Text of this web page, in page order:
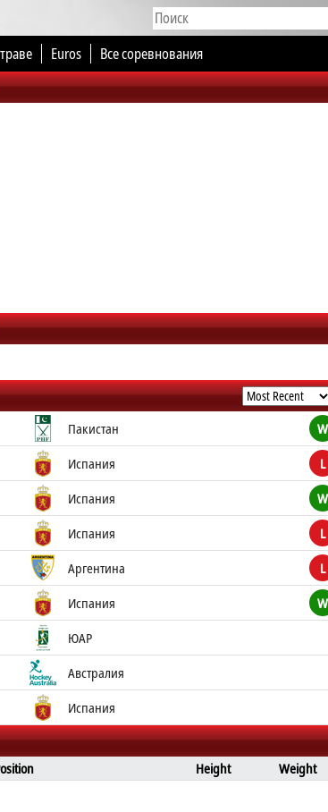
Euros Все соревнования
Пакистан
W
Испания
L
Испания
W
Испания
L
Аргентина
L
Испания
W
ЮАР
Австралия
Испания
Height
Weight